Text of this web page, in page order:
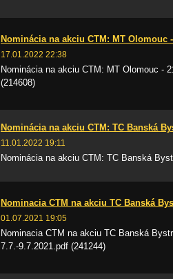
Nominácia na akciu CTM: MT Olomouc
17.01.2022 22:38
Nominácia na akciu CTM: MT Olomouc -
(214608)
Nominácia na akciu CTM: TC Banská
11.01.2022 19:11
Nominácia na akciu CTM: TC Banská
Nominacia CTM na akciu TC Banská
01.07.2021 19:05
Nominacia CTM na akciu TC Banská
7.7.-9.7.2021.pdf (241244)